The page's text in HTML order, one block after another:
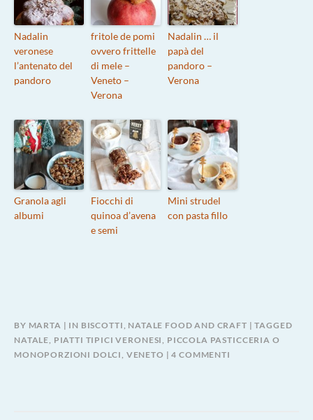
Nadalin
veronese
l’antenato del
pandoro
fritole de pomi
ovvero frittelle
di mele –
Veneto –
Verona
Nadalin … il
papà del
pandoro –
Verona
Granola agli
albumi
Fiocchi di
quinoa d’avena
e semi
Mini strudel
con pasta fillo
BY MARTA IN BISCOTTI NATALE FOOD AND CRAFT
TAGGED
NATALE PIATTI TIPICI VERONESI
PICCOLA PASTICCERIA O
MONOPORZIONI DOLCI VENETO 4 COMMENTI